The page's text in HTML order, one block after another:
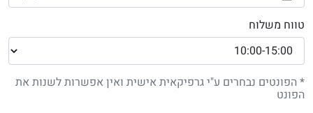
טווח משלוח
* הפונטים נבחרים ע"י גרפיקאית אישית ואין אפשרות לשנות את
הפונט